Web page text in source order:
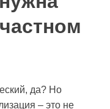
да? Но
– это не